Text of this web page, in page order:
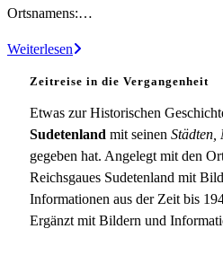
Ortsnamens:…
WeiterlesenGüntersdorf
Zeitreise in die Vergangenheit
Etwas zur Historischen
Sudetenland mit seinen Städten,
gegeben hat. Angelegt mit den
Reichsgaues Sudetenland mit
Informationen aus der Zeit bis
Ergänzt mit Bildern und